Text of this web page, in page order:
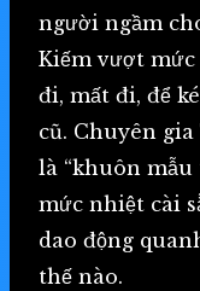
người ngầm
Kiếm vượt
đi, mất đi, để
cũ. Chuyên gia
là “khuôn
mức nhiệt cài
dao động
thế nào.